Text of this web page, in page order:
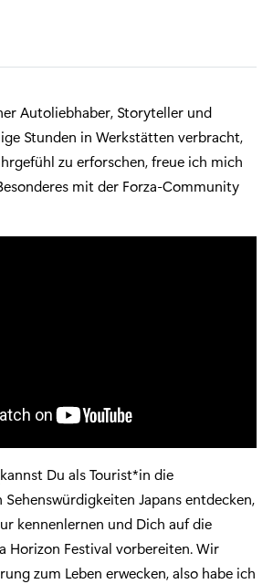
Autoliebhaber, Storyteller und
Stunden in Werkstätten verbracht,
zu erforschen, freue ich mich
mit der Forza-Community
kannst Du als Tourist*in die
Japans entdecken,
kennenlernen und Dich auf die
Horizon Festival vorbereiten. Wir
zum Leben erwecken, also habe ich